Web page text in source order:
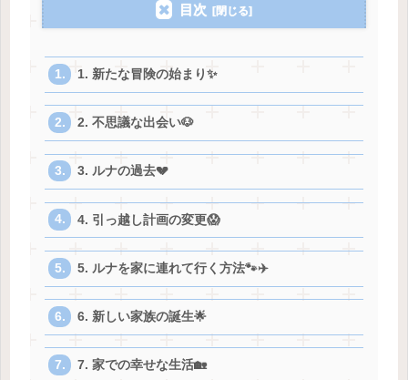
目次
1. 新たな冒険の始まり✨
2. 不思議な出会い🐶
3. ルナの過去💔
4. 引っ越し計画の変更😱
5. ルナを家に連れて行く方法🐾✈️
6. 新しい家族の誕生🌟
7. 家での幸せな生活🏡